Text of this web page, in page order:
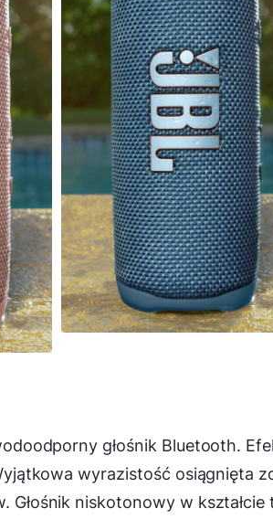
głośnik Bluetooth.
wyrazistość osiągnięta
Głośnik niskotonowy w